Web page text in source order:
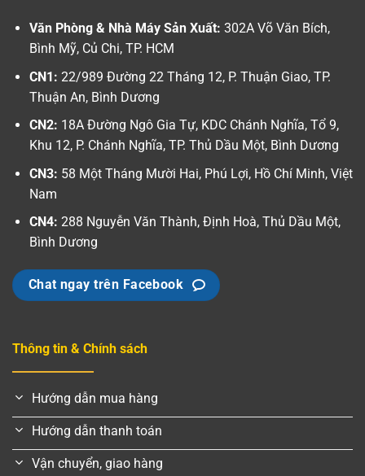
Văn Phòng & Nhà Máy Sản Xuất: 302A Võ Văn Bích,
Bình Mỹ, Củ Chi, TP. HCM
CN1: 22/989 Đường 22 Tháng 12, P. Thuận Giao, TP.
Thuận An, Bình Dương
CN2: 18A Đường Ngô Gia Tự, KDC Chánh Nghĩa, Tổ 9,
Khu 12, P. Chánh Nghĩa, TP. Thủ Dầu Một, Bình Dương
CN3: 58 Một Tháng Mười Hai, Phú Lợi, Hồ Chí Minh, Việt
Nam
CN4: 288 Nguyễn Văn Thành, Định Hoà, Thủ Dầu Một,
Bình Dương
Chat ngay trên Facebook
Thông tin & Chính sách
Hướng dẫn mua hàng
Hướng dẫn thanh toán
Vận chuyển, giao hàng